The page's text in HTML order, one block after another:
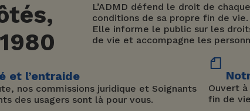
L’ADMD défend le droit de
conditions de sa propre fin de vie.
Elle informe le public sur les
de vie et accompagne les
et l’entraide
nos commissions juridique et Soignants
des usagers sont là pour vous.
Ouvert
fin de